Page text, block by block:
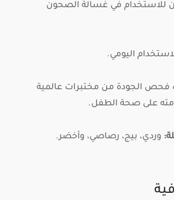
للاستخدام في غسالة الصحون
اليومي.
الجودة من مختبرات عالمية
على صحة الطفل.
وردي، بيج، رصاصي، وأخضر.